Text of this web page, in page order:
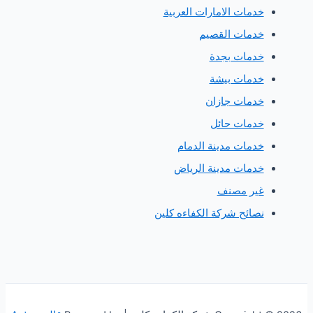
خدمات الامارات العربية
خدمات القصيم
خدمات بجدة
خدمات بيشة
خدمات جازان
خدمات حائل
خدمات مدينة الدمام
خدمات مدينة الرياض
غير مصنف
نصائح شركة الكفاءه كلين